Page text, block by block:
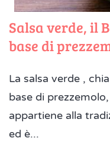
Salsa verde, il
base di
La salsa verde ,
base di
appartiene alla
ed è...